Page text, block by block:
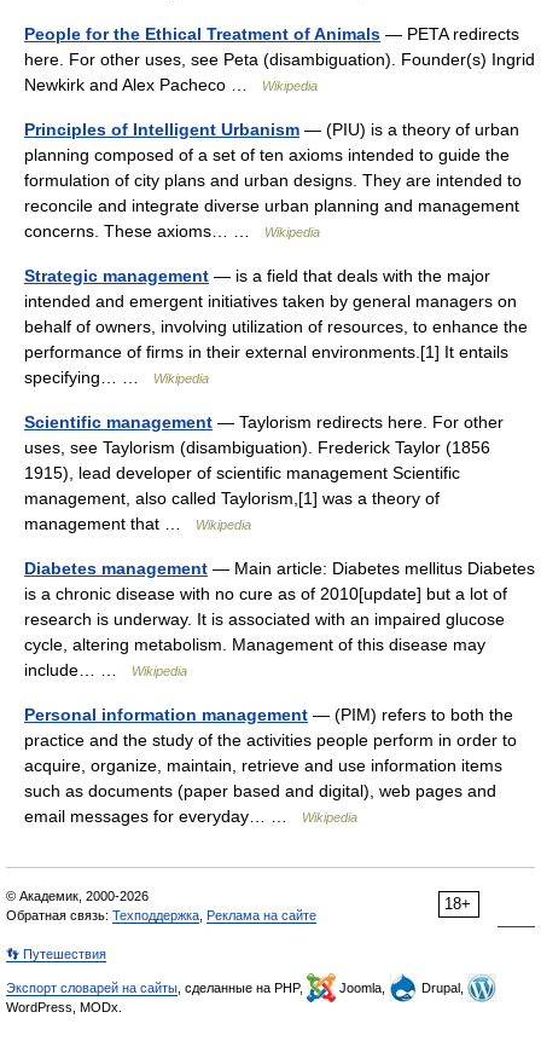
People for the Ethical Treatment of Animals — PETA redirects
here. For other uses, see Peta (disambiguation). Founder(s) Ingrid
Newkirk and Alex Pacheco …
Wikipedia
Principles of Intelligent Urbanism — (PIU) is a theory of urban
planning composed of a set of ten axioms intended to guide the
formulation of city plans and urban designs. They are intended to
reconcile and integrate diverse urban planning and management
concerns. These axioms… …
Wikipedia
Strategic management — is a field that deals with the major
intended and emergent initiatives taken by general managers on
behalf of owners, involving utilization of resources, to enhance the
performance of ﬁrms in their external environments.[1] It entails
specifying… …
Wikipedia
Scientific management — Taylorism redirects here. For other
uses, see Taylorism (disambiguation). Frederick Taylor (1856
1915), lead developer of scientific management Scientific
management, also called Taylorism,[1] was a theory of
management that …
Wikipedia
Diabetes management — Main article: Diabetes mellitus Diabetes
is a chronic disease with no cure as of 2010[update] but a lot of
research is underway. It is associated with an impaired glucose
cycle, altering metabolism. Management of this disease may
include… …
Wikipedia
Personal information management — (PIM) refers to both the
practice and the study of the activities people perform in order to
acquire, organize, maintain, retrieve and use information items
such as documents (paper based and digital), web pages and
email messages for everyday… …
Wikipedia
18+
© Академик, 2000-2026
Обратная связь: Техподдержка Реклама на сайте
👣 Путешествия
Экспорт словарей на сайты , сделанные на PHP, Joomla,
Drupal,
WordPress, MODx.